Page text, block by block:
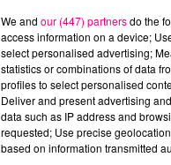
We and our (447) partnersdo the
access information on a device;
select personalised advertising;
statistics or combinations of data
profiles to select personalised
Deliver and present advertising
data such as IP address and
requested; Use precise
based on information transmitted